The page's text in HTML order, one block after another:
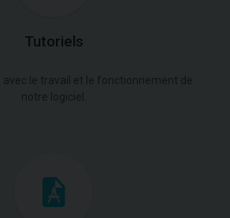
Tutoriels
avec le travail et le fonctionnement de
notre logiciel.